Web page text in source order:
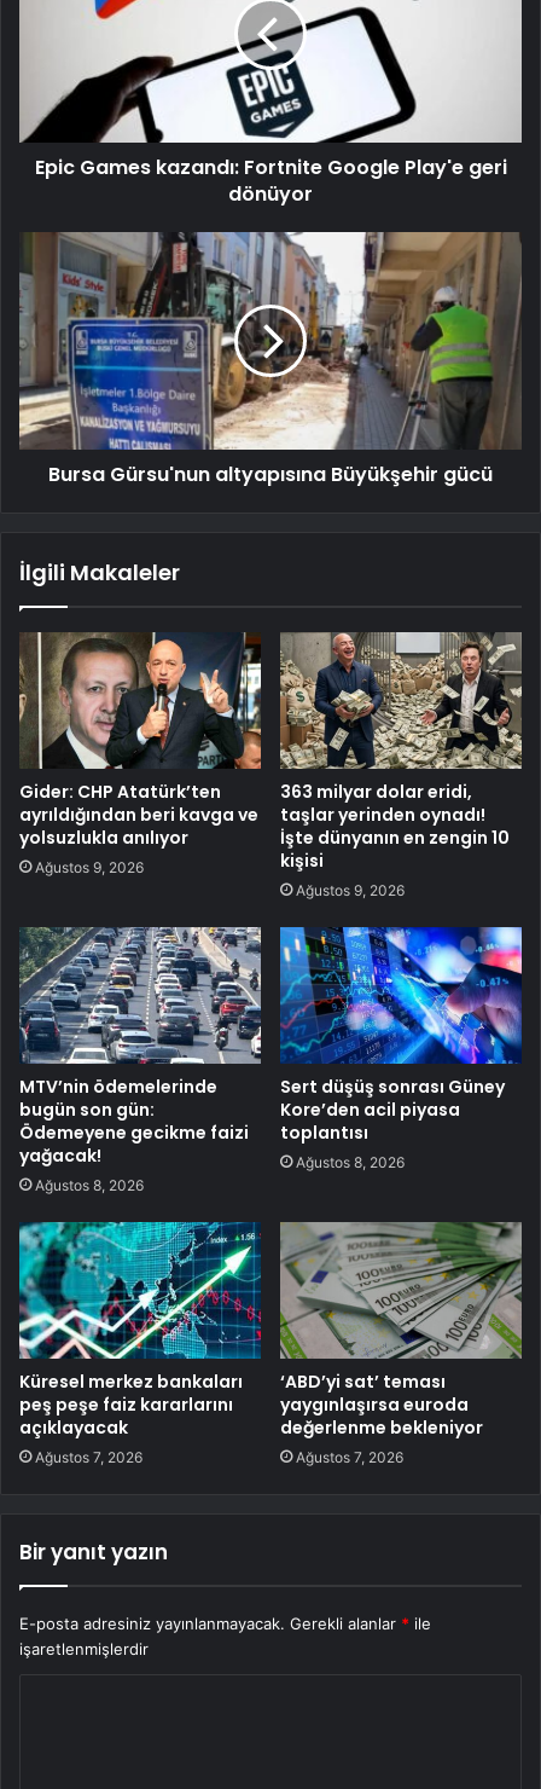
Epic Games kazandı: Fortnite Google Play'e geri
dönüyor
Bursa Gürsu'nun altyapısına Büyükşehir gücü
İlgili Makaleler
Gider: CHP Atatürk’ten
ayrıldığından beri kavga ve
yolsuzlukla anılıyor
Ağustos 9, 2026
363 milyar dolar eridi,
taşlar yerinden oynadı!
İşte dünyanın en zengin 10
kişisi
Ağustos 9, 2026
MTV’nin ödemelerinde
bugün son gün:
Ödemeyene gecikme faizi
yağacak!
Ağustos 8, 2026
Sert düşüş sonrası Güney
Kore’den acil piyasa
toplantısı
Ağustos 8, 2026
Küresel merkez bankaları
peş peşe faiz kararlarını
açıklayacak
Ağustos 7, 2026
‘ABD’yi sat’ teması
yaygınlaşırsa euroda
değerlenme bekleniyor
Ağustos 7, 2026
Bir yanıt yazın
E-posta adresiniz yayınlanmayacak. Gerekli alanlar * ile
işaretlenmişlerdir